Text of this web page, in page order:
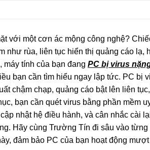
với một cơn ác mộng công nghệ?
như rùa, liên tục hiển thị quảng cáo lạ,
máy tính của bạn đang PC bị virus
bạn cần tìm hiểu ngay lập tức. PC bị
chậm chạp, quảng cáo bật lên liên
bạn cần quét virus bằng phần mềm
nhật hệ điều hành, và cân nhắc cài
Hãy cùng Trường Tín đi sâu vào
đảm bảo PC của bạn hoạt động